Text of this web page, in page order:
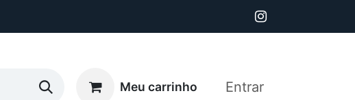
Meu carrinho Entrar